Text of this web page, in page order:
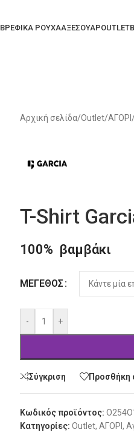
ΒΡΕΦΙΚΑ ΡΟΥΧΑΑΞΕΣΟΥΑΡOUTLET
Αρχική σελίδα/Outlet/ΑΓΟΡΙ
T-Shirt
100% βαμβάκι
ΜΈΓΕΘΟΣ
- +
Alternative:
Σύγκριση Προσθήκη
Κωδικός προϊόντος:
Κατηγορίες: Outlet, ΑΓΟΡΙ ,